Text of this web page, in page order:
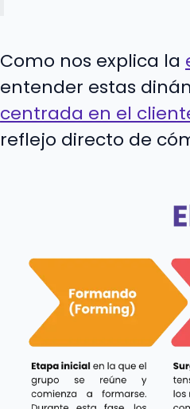
Como nos explica la
entender estas
centrada en el
reflejo directo de